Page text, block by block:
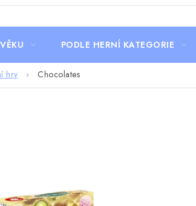
PODLE HERNÍ KATEGORIE
hry Chocolates